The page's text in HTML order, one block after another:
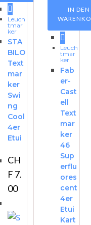
Leuch
tmar
ker
STA
BILO
Text
mar
ker
Swi
ng
Cool
4er
Etui
CH
F 7.
00
IN DEN
Leuch
tmar
ker
Fab
er-
Cast
ell
Text
mar
ker
46
Sup
erflu
ores
cent
4er
Etui
Kart